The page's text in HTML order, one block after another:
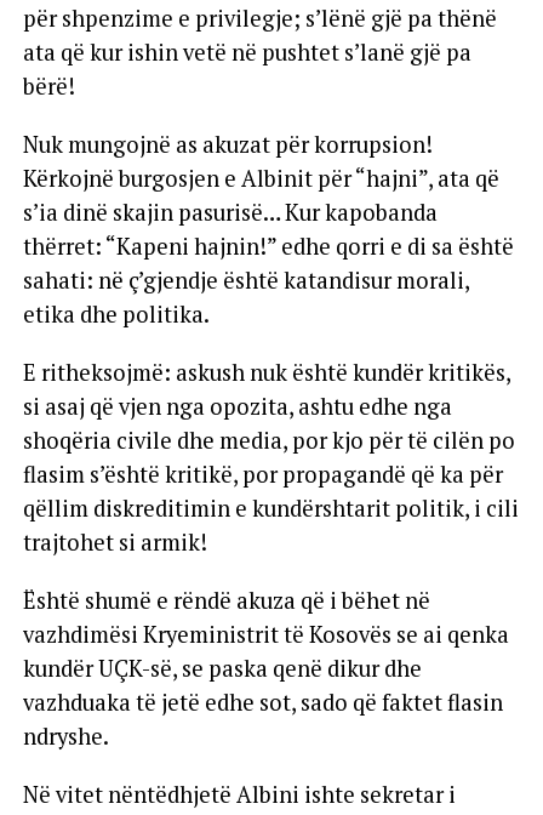
për shpenzime e privilegje; s’lënë gjë pa thënë
ata që kur ishin vetë në pushtet s’lanë gjë pa
bërë!
Nuk mungojnë as akuzat për korrupsion!
Kërkojnë burgosjen e Albinit për “hajni”, ata që
s’ia dinë skajin pasurisë… Kur kapobanda
thërret: “Kapeni hajnin!” edhe qorri e di sa është
sahati: në ç’gjendje është katandisur morali,
etika dhe politika.
E ritheksojmë: askush nuk është kundër kritikës,
si asaj që vjen nga opozita, ashtu edhe nga
shoqëria civile dhe media, por kjo për të cilën po
flasim s’është kritikë, por propagandë që ka për
qëllim diskreditimin e kundërshtarit politik, i cili
trajtohet si armik!
Është shumë e rëndë akuza që i bëhet në
vazhdimësi Kryeministrit të Kosovës se ai qenka
kundër UÇK-së, se paska qenë dikur dhe
vazhduaka të jetë edhe sot, sado që faktet flasin
ndryshe.
Në vitet nëntëdhjetë Albini ishte sekretar i